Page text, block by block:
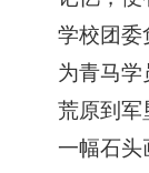
学校团委
为青马学
荒原到军
一幅石头